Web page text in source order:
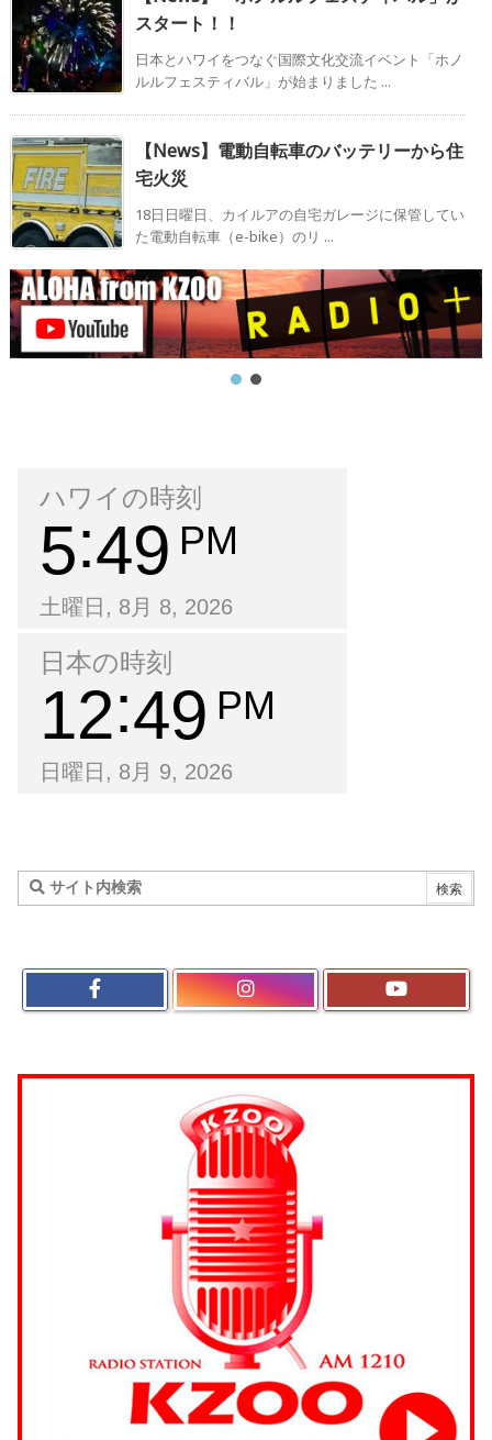
スタート！！
日本とハワイをつなぐ国際文化交流イベント「ホノ
ルルフェスティバル」が始まりました ...
【News】電動自転車のバッテリーから住
宅火災
18日日曜日、カイルアの自宅ガレージに保管してい
た電動自転車（e-bike）のリ ...
ハワイの時刻
5 49 PM
土曜日, 8月 8, 2026
日本の時刻
12 49 PM
日曜日, 8月 9, 2026